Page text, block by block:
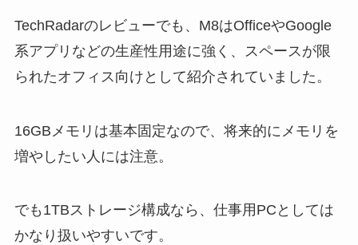
TechRadarのレビューでも、M8はOfficeやGoogle
系アプリなどの生産性用途に強く、スペースが限
られたオフィス向けとして紹介されていました。
16GBメモリは基本固定なので、将来的にメモリを
増やしたい人には注意。
でも1TBストレージ構成なら、仕事用PCとしては
かなり扱いやすいです。